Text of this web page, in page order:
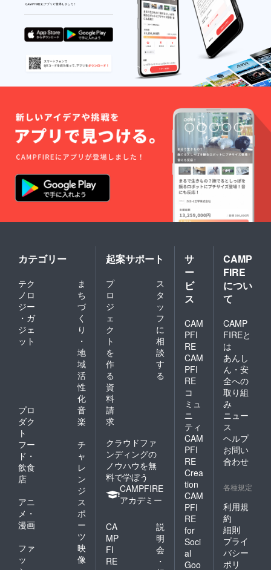
カテゴリー
テク
ノロ
ジー
・ガ
ジェ
ット
ま
ち
づ
く
り
・
地
域
活
性
化
プロ
ダク
ト
音
楽
フー
ド・
飲食
店
チ
ャ
レ
ン
ジ
アニ
メ・
漫画
ス
ポ
ー
ツ
ファ
ッ
映
像
起案サポート
プ
ロ
ジ
ェ
ク
ト
を
作
る
ス
タ
ッ
フ
に
相
談
す
る
資
料
請
求
クラウドファ
ンディングの
ノウハウを無
料で学ぼう
CAMPFIRE
アカデミー
CA
MP
FI
RE
説
明
会
・
サ
ー
ビ
ス
CAM
PFI
RE
CAM
PFI
RE
コ
ミュ
ニ
ティ
CAM
PFI
RE
Crea
tion
CAM
PFI
RE
for
Soci
al
Goo
CAMP
FIRE
につい
て
CAMP
FIREと
は
あんし
ん・安
全への
取り組
み
ニュー
ス
ヘルプ
お問い
合わせ
各種規定
利用規
約
細則
プライ
バシー
ポリ